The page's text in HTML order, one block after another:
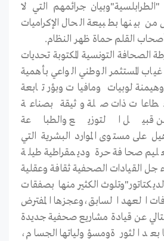
"الطرابلسية"وبيان جرائمهم التي لا
بينها بطبيعة الحال الإكراميات
القلم حماة ظهر النظام.
الصحافة التونسية المكتوبة تحديات
المستثمر الوطني الواعي بأهمية
لوبيات ومافيات وبؤر تابعة
قطاعات ذات صلة وثيقة بصناعة
من قبيل التوزيع والطباعة
على مستوى الموارد البشرية التي
صحافة حرة وديمقراطية طيلة
جل القيادات الصحفية ثقافة وعقلية
الكثير منها بصفقات
العهد السابق،وعجزها المفترض
عن قيادة مشاريع صحفية جديدة
الثور ةومسؤولياتها الجسام،